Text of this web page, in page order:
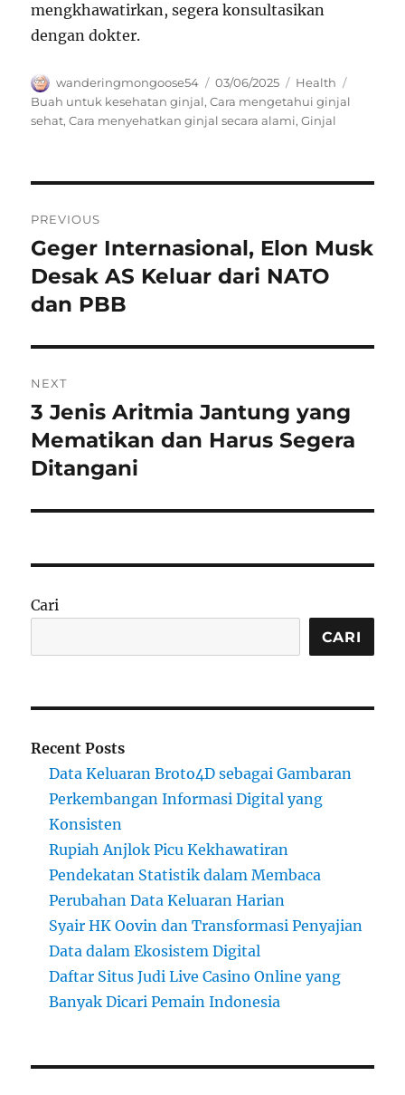
mengkhawatirkan, segera konsultasikan
dengan dokter.
Author
wanderingmongoose54
Posted
on
03/06/2025 Categories
Health
Buah untuk kesehatan ginjal,Cara mengetahui ginjal
sehat,Cara menyehatkan ginjal secara alami,Ginjal
pos
PREVIOUS
Previous
post:
Geger Internasional, Elon Musk
Desak AS Keluar dari NATO
dan PBB
NEXT
Next
post:
3 Jenis Aritmia Jantung yang
Mematikan dan Harus Segera
Ditangani
Cari
CARI
Recent Posts
Data Keluaran Broto4D sebagai Gambaran
Perkembangan Informasi Digital yang
Konsisten
Rupiah Anjlok Picu Kekhawatiran
Pendekatan Statistik dalam Membaca
Perubahan Data Keluaran Harian
Syair HK Oovin dan Transformasi Penyajian
Data dalam Ekosistem Digital
Daftar Situs Judi Live Casino Online yang
Banyak Dicari Pemain Indonesia